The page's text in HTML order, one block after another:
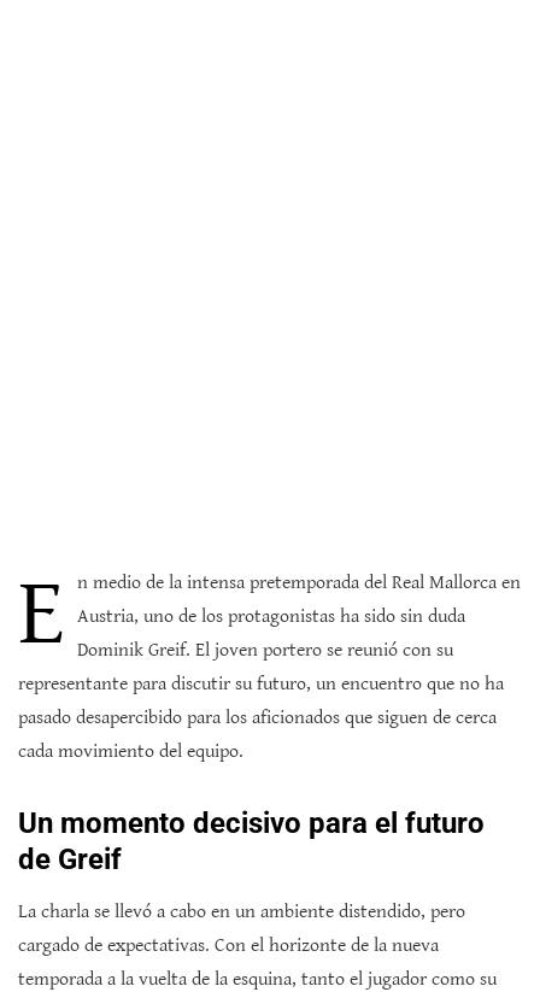
E
n medio de la intensa pretemporada del Real Mallorca en
Austria, uno de los protagonistas ha sido sin duda
Dominik Greif. El joven portero se reunió con su
representante para discutir su futuro, un encuentro que no ha
pasado desapercibido para los aficionados que siguen de cerca
cada movimiento del equipo.
Un momento decisivo para el futuro
de Greif
La charla se llevó a cabo en un ambiente distendido, pero
cargado de expectativas. Con el horizonte de la nueva
temporada a la vuelta de la esquina, tanto el jugador como su